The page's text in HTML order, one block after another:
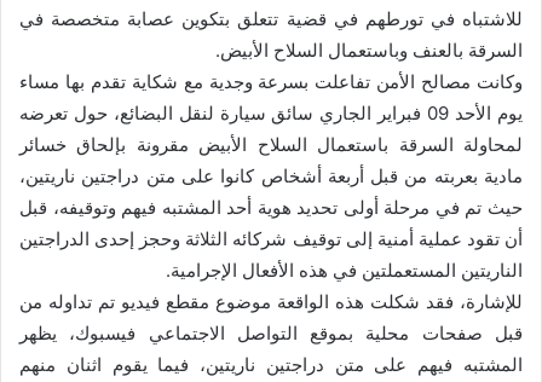
للاشتباه في تورطهم في قضية تتعلق بتكوين عصابة متخصصة في
السرقة بالعنف وباستعمال السلاح الأبيض.
وكانت مصالح الأمن تفاعلت بسرعة وجدية مع شكاية تقدم بها مساء
يوم الأحد 09 فبراير الجاري سائق سيارة لنقل البضائع، حول تعرضه
لمحاولة السرقة باستعمال السلاح الأبيض مقرونة بإلحاق خسائر
مادية بعربته من قبل أربعة أشخاص كانوا على متن دراجتين ناريتين،
حيث تم في مرحلة أولى تحديد هوية أحد المشتبه فيهم وتوقيفه، قبل
أن تقود عملية أمنية إلى توقيف شركائه الثلاثة وحجز إحدى الدراجتين
الناريتين المستعملتين في هذه الأفعال الإجرامية.
للإشارة، فقد شكلت هذه الواقعة موضوع مقطع فيديو تم تداوله من
قبل صفحات محلية بموقع التواصل الاجتماعي فيسبوك، يظهر
المشتبه فيهم على متن دراجتين ناريتين، فيما يقوم اثنان منهم